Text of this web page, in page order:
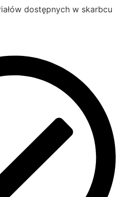
dostępnych w skarbcu